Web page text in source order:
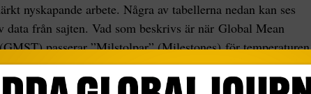
nyskapande arbete. Några av tabellerna nedan kan ses
data från sajten. Vad som beskrivs är när Global Mean
passerar ”Milstolpar” (Milestones) för temperaturen
1.25, 1.50, 1.75 och 2.00 grader över förindustriell tid
Varje datums globala temperatur jämfört med